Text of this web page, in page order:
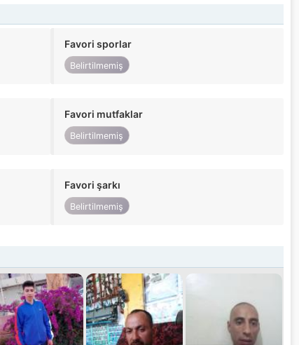
Favori sporlar
Belirtilmemiş
Favori mutfaklar
Belirtilmemiş
Favori şarkı
Belirtilmemiş